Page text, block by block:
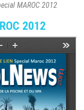
MAROC 2012
2012